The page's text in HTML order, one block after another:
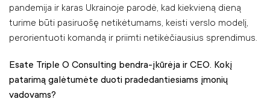
pandemija ir karas Ukrainoje parodė, kad kiekvieną dieną
turime būti pasiruošę netikėtumams, keisti verslo modelį,
perorientuoti komandą ir priimti netikėčiausius sprendimus.
Esate Triple O Consulting bendra-įkūrėja ir CEO. Kokį
patarimą galėtumėte duoti pradedantiesiams įmonių
vadovams?